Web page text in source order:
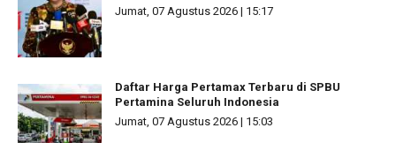
Jumat, 07 Agustus 2026 | 15:17
Daftar Harga Pertamax Terbaru di SPBU
Pertamina Seluruh Indonesia
Jumat, 07 Agustus 2026 | 15:03